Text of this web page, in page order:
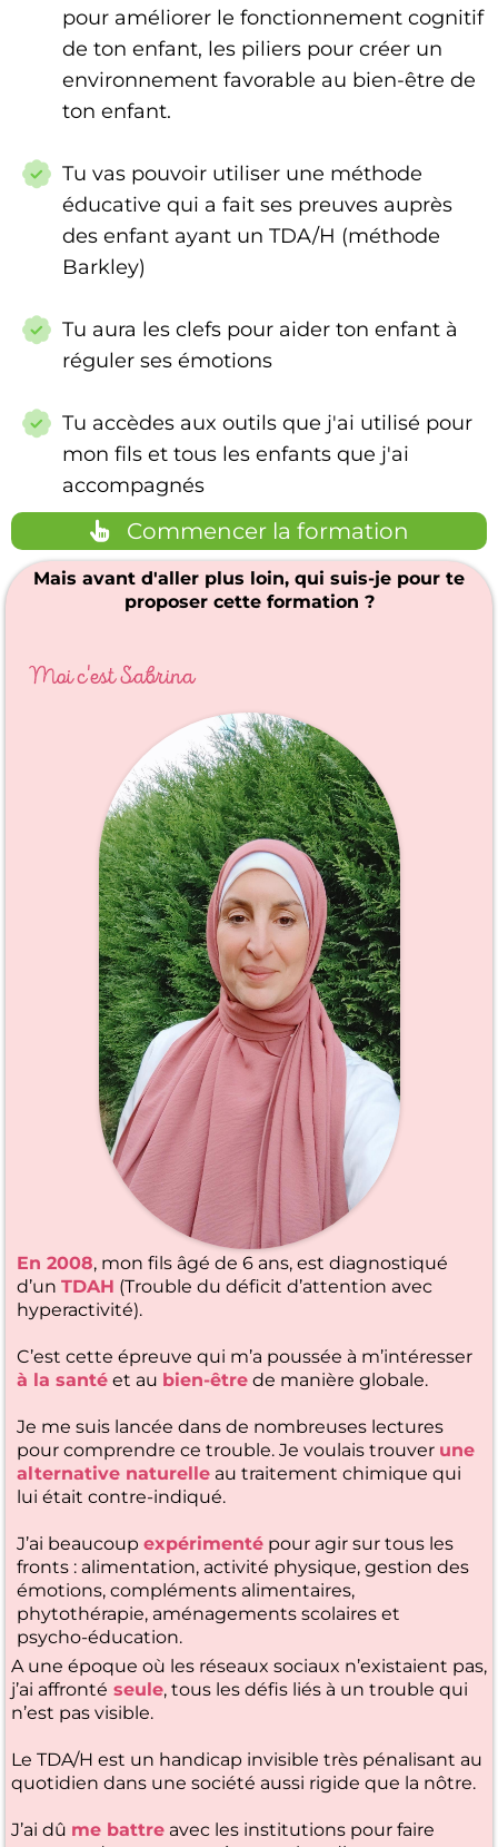
pour améliorer le fonctionnement cognitif
de ton enfant, les piliers pour créer un
environnement favorable au bien-être de
ton enfant.
Tu vas pouvoir utiliser une méthode
éducative qui a fait ses preuves auprès
des enfant ayant un TDA/H (méthode
Barkley)
Tu aura les clefs pour aider ton enfant à
réguler ses émotions
Tu accèdes aux outils que j'ai utilisé pour
mon fils et tous les enfants que j'ai
accompagnés
Commencer la formation
Mais avant d'aller plus loin, qui suis-je pour te
proposer cette formation ?
Moi c'est Sabrina
En 2008, mon fils âgé de 6 ans, est diagnostiqué
d’un TDAH (Trouble du déficit d’attention avec
hyperactivité).
C’est cette épreuve qui m’a poussée à m’intéresser
à la santé et au bien-être de manière globale.
Je me suis lancée dans de nombreuses lectures
pour comprendre ce trouble. Je voulais trouver une
alternative naturelle au traitement chimique qui
lui était contre-indiqué.
J’ai beaucoup expérimenté pour agir sur tous les
fronts : alimentation, activité physique, gestion des
émotions, compléments alimentaires,
phytothérapie, aménagements scolaires et
psycho-éducation.
A une époque où les réseaux sociaux n’existaient pas,
j’ai affronté seule, tous les défis liés à un trouble qui
n’est pas visible.
Le TDA/H est un handicap invisible très pénalisant au
quotidien dans une société aussi rigide que la nôtre.
J’ai dû me battre avec les institutions pour faire